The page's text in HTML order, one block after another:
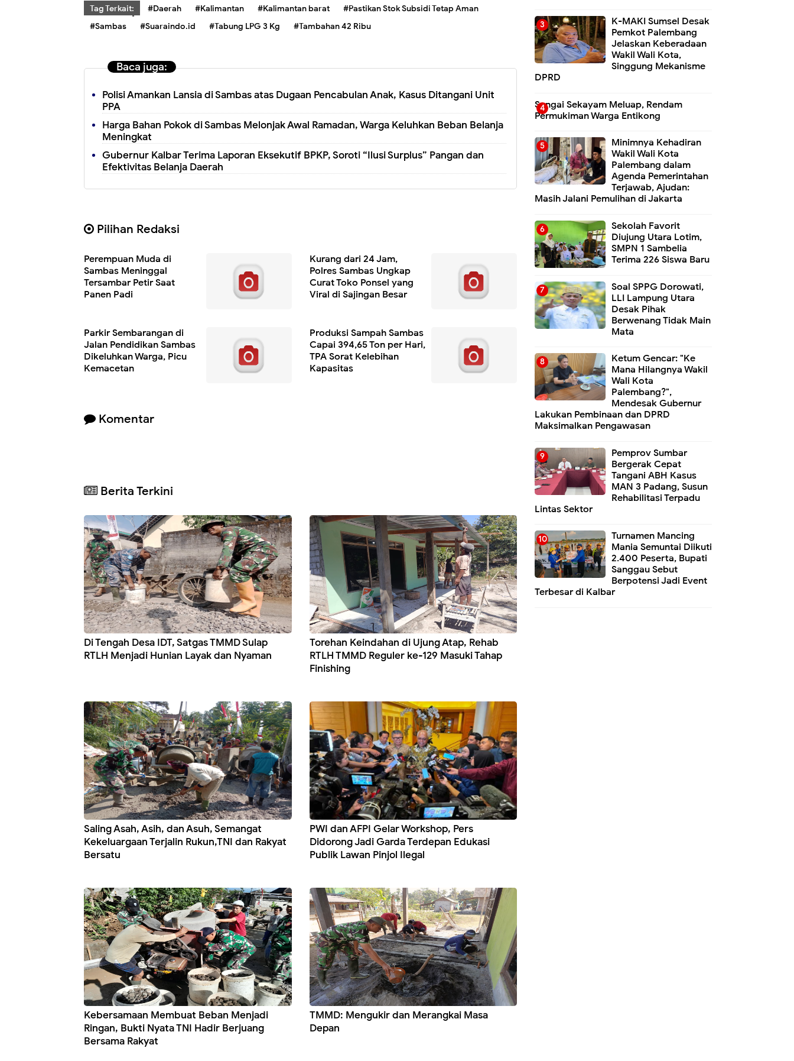
Tag Terkait: #Daerah #Kalimantan #Kalimantan barat
#Pastikan Stok Subsidi Tetap Aman
#Sambas
#Suaraindo.id #Tabung LPG 3 Kg #Tambahan 42 Ribu
Baca juga:
Polisi Amankan Lansia di Sambas atas Dugaan Pencabulan Anak, Kasus Ditangani Unit
PPA
Harga Bahan Pokok di Sambas Melonjak Awal Ramadan, Warga Keluhkan Beban Belanja
Meningkat
Gubernur Kalbar Terima Laporan Eksekutif BPKP, Soroti “Ilusi Surplus” Pangan dan
Efektivitas Belanja Daerah
Pilihan Redaksi
Perempuan Muda di
Sambas Meninggal
Tersambar Petir Saat
Panen Padi
Kurang dari 24 Jam,
Polres Sambas Ungkap
Curat Toko Ponsel yang
Viral di Sajingan Besar
Parkir Sembarangan di
Jalan Pendidikan Sambas
Dikeluhkan Warga, Picu
Kemacetan
Produksi Sampah Sambas
Capai 394,65 Ton per Hari,
TPA Sorat Kelebihan
Kapasitas
Komentar
Berita Terkini
Di Tengah Desa IDT, Satgas TMMD Sulap
RTLH Menjadi Hunian Layak dan Nyaman
Torehan Keindahan di Ujung Atap, Rehab
RTLH TMMD Reguler ke-129 Masuki Tahap
Finishing
Saling Asah, Asih, dan Asuh, Semangat
Kekeluargaan Terjalin Rukun,TNI dan Rakyat
Bersatu
PWI dan AFPI Gelar Workshop, Pers
Didorong Jadi Garda Terdepan Edukasi
Publik Lawan Pinjol Ilegal
Kebersamaan Membuat Beban Menjadi
Ringan, Bukti Nyata TNI Hadir Berjuang
Bersama Rakyat
TMMD: Mengukir dan Merangkai Masa
Depan
K-MAKI Sumsel Desak
Pemkot Palembang
Jelaskan Keberadaan
Wakil Wali Kota,
Singgung Mekanisme
DPRD
Sungai Sekayam Meluap, Rendam
Permukiman Warga Entikong
Minimnya Kehadiran
Wakil Wali Kota
Palembang dalam
Agenda Pemerintahan
Terjawab, Ajudan:
Masih Jalani Pemulihan di Jakarta
Sekolah Favorit
Diujung Utara Lotim,
SMPN 1 Sambelia
Terima 226 Siswa Baru ‎
Soal SPPG Dorowati,
LLI Lampung Utara
Desak Pihak
Berwenang Tidak Main
Mata
Ketum Gencar: "Ke
Mana Hilangnya Wakil
Wali Kota
Palembang?",
Mendesak Gubernur
Lakukan Pembinaan dan DPRD
Maksimalkan Pengawasan
Pemprov Sumbar
Bergerak Cepat
Tangani ABH Kasus
MAN 3 Padang, Susun
Rehabilitasi Terpadu
Lintas Sektor
Turnamen Mancing
Mania Semuntai Diikuti
2.400 Peserta, Bupati
Sanggau Sebut
Berpotensi Jadi Event
Terbesar di Kalbar